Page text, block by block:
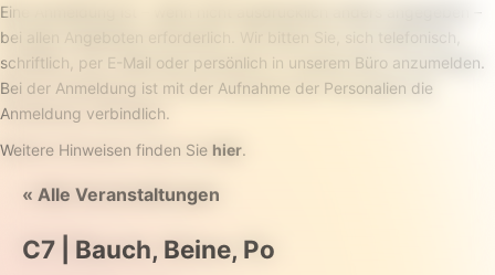
Eine Anmeldung ist – wenn nicht ausdrücklich anders angegeben –
bei allen Angeboten erforderlich. Wir bitten Sie, sich telefonisch,
schriftlich, per E-Mail oder persönlich in unserem Büro anzumelden.
Bei der Anmeldung ist mit der Aufnahme der Personalien die
Anmeldung verbindlich.
Weitere Hinweisen finden Sie hier.
« Alle Veranstaltungen
C7 | Bauch, Beine, Po